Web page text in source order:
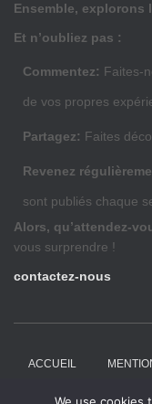
Ensemble, explorons
Et n’oubliez pas :
Commentez: Faites-
de vos propres
Partagez: Faites
Revenez
sont publiés chaque
Alors, qu’attendez-
vous surprendre !
contactez-nous
ACCUEIL